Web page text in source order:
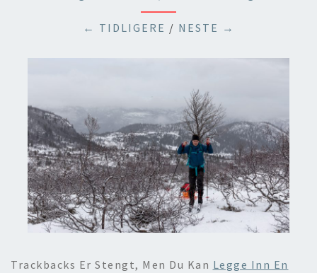
← TIDLIGERE / NESTE →
Trackbacks Er Stengt, Men Du Kan Legge Inn En